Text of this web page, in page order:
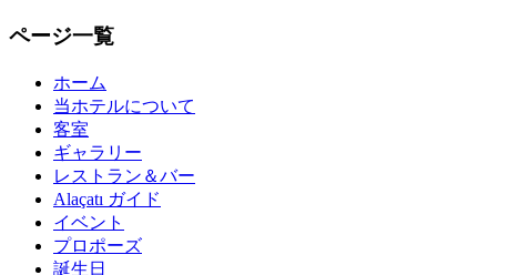
ページ一覧
ホーム
当ホテルについて
客室
ギャラリー
レストラン＆バー
Alaçatı ガイド
イベント
プロポーズ
誕生日